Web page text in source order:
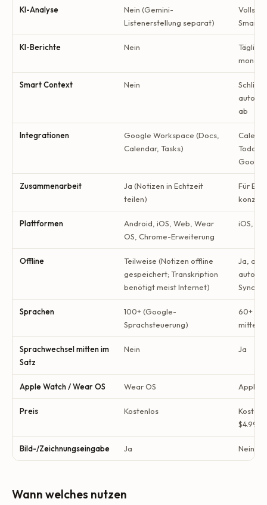
KI-Analyse
Nein (Gemini-
Listenerstellung separat)
Smart
KI-Berichte Nein
Smart Context Nein
ab
Integrationen
Google Workspace (Docs,
Calendar, Tasks)
Google
Zusammenarbeit
Ja (Notizen in Echtzeit
teilen)
Für
Plattformen
Android, iOS, Web, Wear
OS, Chrome-Erweiterung
iOS,
Offline
Teilweise (Notizen offline
gespeichert; Transkription
benötigt meist Internet)
Ja,
Sprachen
100+ (Google-
Sprachsteuerung)
60+
mitten
Sprachwechsel mitten im
Satz
Nein Ja
Apple Watch / Wear OS Wear OS Apple
Preis Kostenlos
$4.99/
Bild-/Zeichnungseingabe Ja Nein
Wann welches nutzen